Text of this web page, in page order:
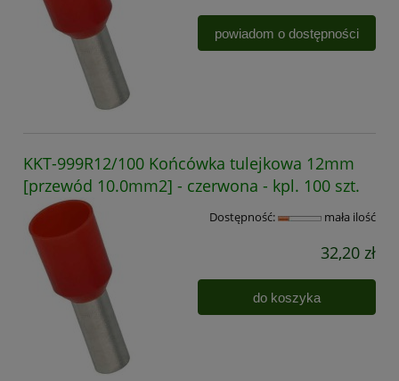
powiadom o dostępności
KKT-999R12/100 Końcówka tulejkowa 12mm
[przewód 10.0mm2] - czerwona - kpl. 100 szt.
Dostępność: mała ilość
32,20 zł
do koszyka